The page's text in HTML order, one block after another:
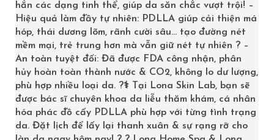
Thẩm mỹ viện quốc tế Aura
Vĩnh Long
Địa chỉ:FG1-11, Phạm Thái Bường, P.4, Vĩnh Long
hẳn các dạng tinh thể, giúp da săn chắc vượt trội! –
Hiệu quả làm đầy tự nhiên: PDLLA giúp cải thiện má
hóp, thái dương lõm, rãnh cười sâu… tạo đường nét
mềm mại, trẻ trung hơn mà vẫn giữ nét tự nhiên ? –
An toàn tuyệt đối: Đã được FDA công nhận, phân
hủy hoàn toàn thành nước & CO2, không lo dư lượng,
phù hợp nhiều loại da. ?‍⚕️ Tại Lona Skin Lab, bạn sẽ
được bác sĩ chuyên khoa da liễu thăm khám, cá nhân
hóa phác đồ cấy PDLLA phù hợp với từng tình trạng
da. Đặt lịch để lấy lại thanh xuân & sự rạng rỡ cho